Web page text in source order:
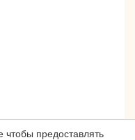
предоставлять